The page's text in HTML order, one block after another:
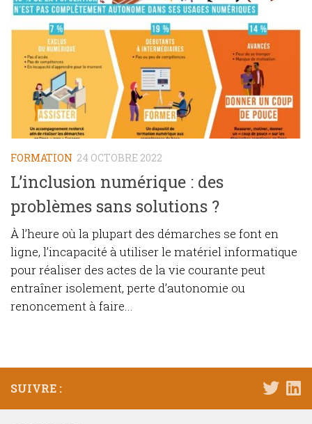
FORMATION 24 OCTOBRE 2022
L’inclusion numérique : des
problèmes sans solutions ?
À l’heure où la plupart des démarches se font en
ligne, l’incapacité à utiliser le matériel informatique
pour réaliser des actes de la vie courante peut
entraîner isolement, perte d’autonomie ou
renoncement à faire...
SUIVRE :